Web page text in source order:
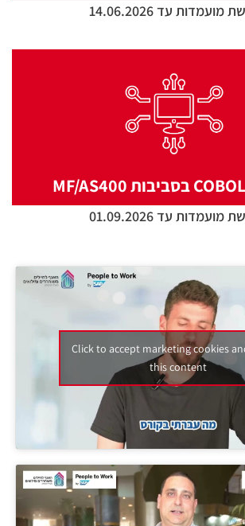
מועמדות עד 14.06.2026
מועמדות עד 01.09.2026
Click to accept marketing cookies
this content